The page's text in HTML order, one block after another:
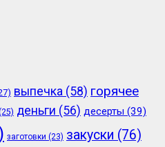
выпечка (58) горячее
деньги (56) десерты (39)
заготовки (23) закуски (76)